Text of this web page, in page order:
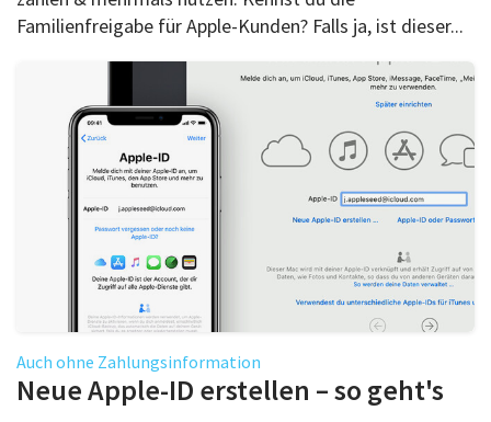
Familienfreigabe für Apple-Kunden? Falls ja, ist dieser...
Auch ohne Zahlungsinformation
Neue Apple-ID erstellen – so geht's